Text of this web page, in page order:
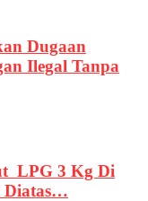
Dugaan
Ilegal Tanpa
LPG 3 Kg Di
Diatas…